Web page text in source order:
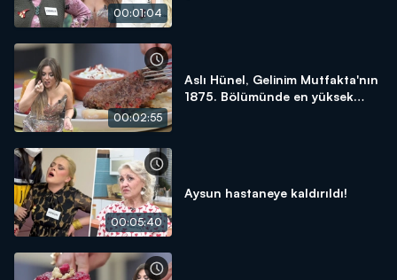
00:01:04
00:02:55
Aslı Hünel, Gelinim Mutfakta'nın
1875. Bölümünde en yüksek
00:05:40
Aysun hastaneye kaldırıldı!